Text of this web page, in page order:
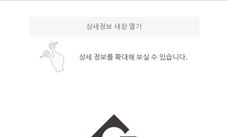
상세정보 새창 열기
상세 정보를 확대해 보실 수 있습니다.